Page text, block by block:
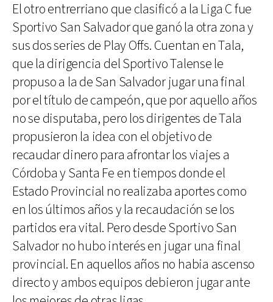
El otro entrerriano que clasificó a la Liga C fue
Sportivo San Salvador que ganó la otra zona y
sus dos series de Play Offs. Cuentan en Tala,
que la dirigencia del Sportivo Talense le
propuso a la de San Salvador jugar una final
por el título de campeón, que por aquello años
no se disputaba, pero los dirigentes de Tala
propusieron la idea con el objetivo de
recaudar dinero para afrontar los viajes a
Córdoba y Santa Fe en tiempos donde el
Estado Provincial no realizaba aportes como
en los últimos años y la recaudación se los
partidos era vital. Pero desde Sportivo San
Salvador no hubo interés en jugar una final
provincial. En aquellos años no habia ascenso
directo y ambos equipos debieron jugar ante